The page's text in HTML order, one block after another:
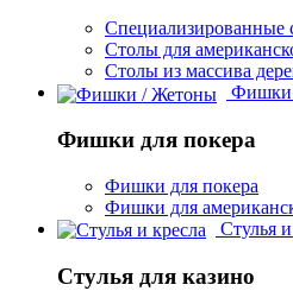
Специализированные
Столы для
Столы из массива
Фишки
Фишки для покера
Фишки для покера
Фишки для
Стулья
Стулья для казино